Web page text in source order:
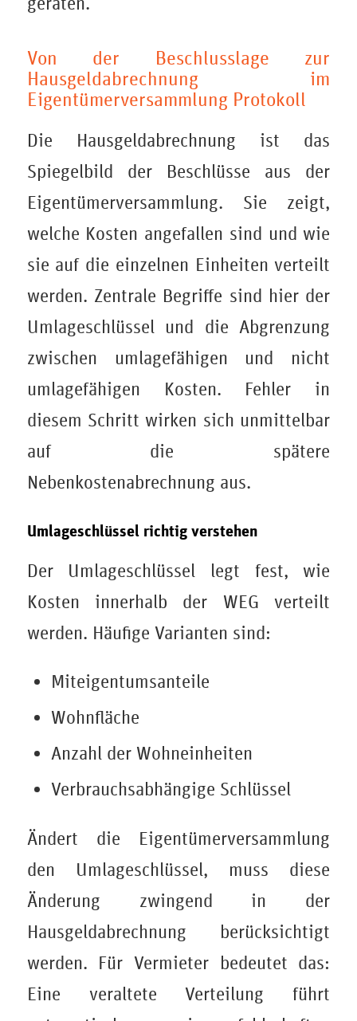
Von der Beschlusslage zur
Hausgeldabrechnung im
Eigentümerversammlung Protokoll
Die Hausgeldabrechnung ist das
Spiegelbild der Beschlüsse aus der
Eigentümerversammlung. Sie zeigt,
welche Kosten angefallen sind und wie
sie auf die einzelnen Einheiten verteilt
werden. Zentrale Begriffe sind hier der
Umlageschlüssel und die Abgrenzung
zwischen umlagefähigen und nicht
umlagefähigen Kosten. Fehler in
diesem Schritt wirken sich unmittelbar
auf die spätere
Nebenkostenabrechnung aus.
Umlageschlüssel richtig verstehen
Der Umlageschlüssel legt fest, wie
Kosten innerhalb der WEG verteilt
werden. Häufige Varianten sind:
Miteigentumsanteile
Wohnfläche
Anzahl der Wohneinheiten
Verbrauchsabhängige Schlüssel
Ändert die Eigentümerversammlung
den Umlageschlüssel, muss diese
Änderung zwingend in der
Hausgeldabrechnung berücksichtigt
werden. Für Vermieter bedeutet das:
Eine veraltete Verteilung führt